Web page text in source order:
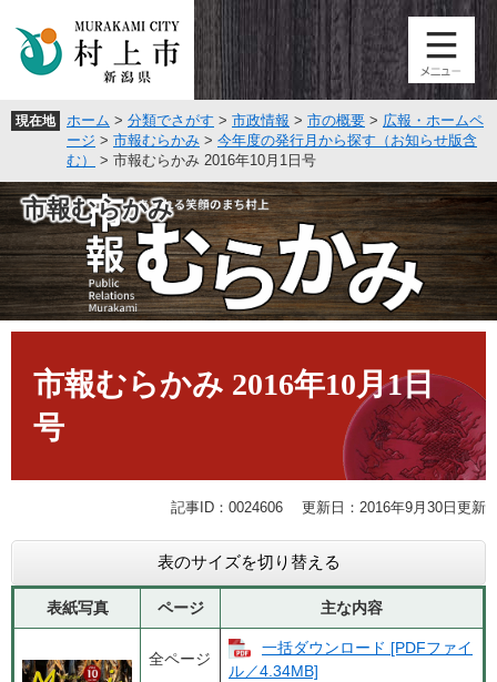
頭
。
飛
て
本
文
へ
現在地 ホーム > 分類でさがす > 市政情報 > 市の概要 > 広報・ホームペ
ージ > 市報むらかみ > 今年度の発行月から探す（お知らせ版含
む）
> 市報むらかみ 2016年10月1日号
市報むらかみ
市報むらかみ 2016年10月1日
号
記事ID：0024606 更新日：2016年9月30日更新
表のサイズを切り替える
表紙写真 ページ 主な内容
全ページ
一括ダウンロード [PDFファイ
ル／4.34MB]